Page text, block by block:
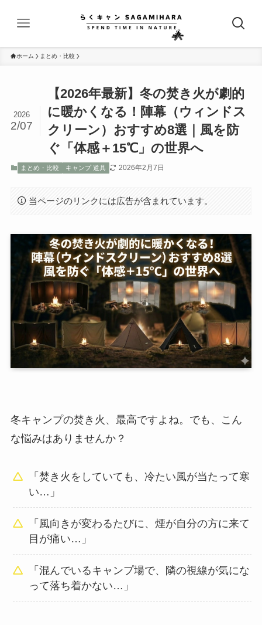
ホーム まとめ・比較
【2026年最新】冬の焚き火が劇的
に暖かくなる！陣幕（ウィンドス
クリーン）おすすめ8選｜風を防
ぐ「体感＋15℃」の世界へ
2026
2/07
まとめ・比較 キャンプ 道具 2026年2月7日
当ページのリンクには広告が含まれています。
冬キャンプの焚き火、最高ですよね。でも、こん
な悩みはありませんか？
「焚き火をしていても、冷たい風が当たって寒
い…」
「風向きが変わるたびに、煙が自分の方に来て
目が痛い…」
「混んでいるキャンプ場で、隣の視線が気にな
って落ち着かない…」